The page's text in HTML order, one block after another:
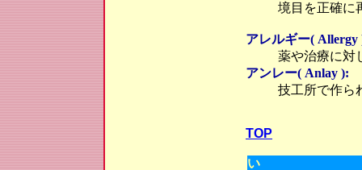
境目を正確に
アレルギー( Allergy
薬や治療に対
アンレー( Anlay ):
技工所で作ら
TOP
い